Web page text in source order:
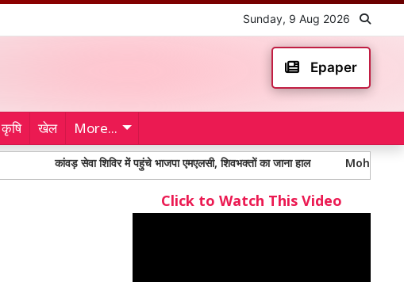
Sunday, 9 Aug 2026
Epaper
कृषि खेल More...
कांवड़ सेवा शिविर में पहुंचे भाजपा एमएलसी, शिवभक्तों का जाना हाल Mohali Murder: मोहाली
Click to Watch This Video